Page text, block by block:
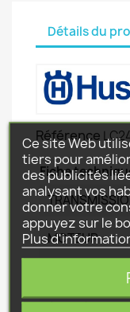
Détails du
Référence
Fiche
MOTEUR
BAC
Ce site Web
tiers pour
des publicités
analysant vos
donner votre
appuyez sur le
Plus